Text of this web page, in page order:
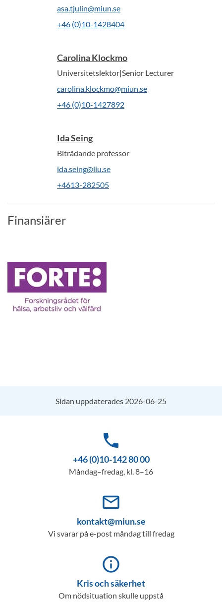
asa.tjulin@miun.se
+46 (0)10-1428404
Carolina Klockmo
Universitetslektor|Senior Lecturer
carolina.klockmo@miun.se
+46 (0)10-1427892
Ida Seing
Biträdande professor
ida.seing@liu.se
+4613-282505
Finansiärer
Sidan uppdaterades 2026-06-25
phone
+46 (0)10-142 80 00
Måndag–fredag, kl. 8–16
mail_outline
kontakt@miun.se
Vi svarar på e-post måndag till fredag
info_outline
Kris och säkerhet
Om nödsituation skulle uppstå